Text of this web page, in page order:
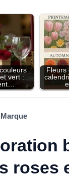
vert :
Fleurs
Marque
roses